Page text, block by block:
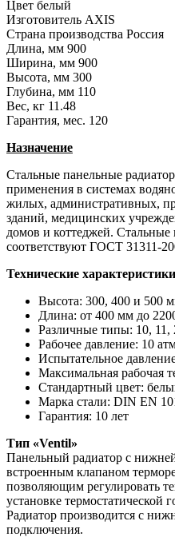
Цвет белый
Изготовитель AXIS
Страна производства Россия
Длина, мм 900
Ширина, мм 900
Высота, мм 300
Глубина, мм 110
Вес, кг 11.48
Гарантия, мес. 120
Назначение
Стальные панельные
применения в системах
жилых, административных,
зданий, медицинских
домов и коттеджей.
соответствуют ГОСТ 31311-
Технические
Высота: 300, 400 и 500
Длина: от 400 мм до
Различные типы: 10, 11,
Рабочее давление: 10
Испытательное
Максимальная рабочая
Стандартный цвет:
Марка стали: DIN EN
Гарантия: 10 лет
Тип «Ventil»
Панельный радиатор с
встроенным клапаном
позволяющим регулировать
установке термостатической
Радиатор производится с
подключения.